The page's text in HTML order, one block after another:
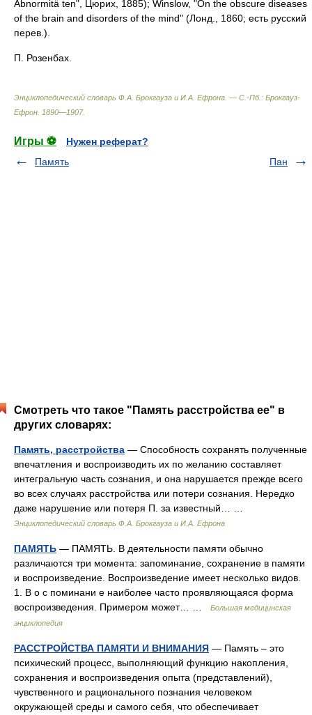
Abnormitä ten", Цюрих, 1885); Winslow, "On the obscure diseases
of the brain and disorders of the mind" (Лонд., 1860; есть русский
перев.).
П. Розенбах.
Энциклопедический словарь Ф.А. Брокгауза и И.А. Ефрона. — С.-Пб.: Брокгауз-
Ефрон 1890—1907.
Игры ⚽
Нужен реферат?
Память
Пан
Смотреть что такое "Память расстройства ее" в
других словарях:
Память, расстройства — Способность сохранять полученные
впечатления и воспроизводить их по желанию составляет
интегральную часть сознания, и она нарушается прежде всего
во всех случаях расстройства или потери сознания. Нередко
даже нарушение или потеря П. за известный… …
Энциклопедический словарь Ф.А. Брокгауза и И.А. Ефрона
ПАМЯТЬ — ПАМЯТЬ. В деятельности памяти обычно
различаются три момента: запоминание, сохранение в памяти
и воспроизведение. Воспроизведение имеет несколько видов.
1. В о с поминани е наиболее часто проявляющаяся форма
воспроизведения. Примером может… …
Большая медицинская
энциклопедия
РАССТРОЙСТВА ПАМЯТИ И ВНИМАНИЯ — Память – это
психический процесс, выполняющий функцию накопления,
сохранения и воспроизведения опыта (представлений),
чувственного и рационального познания человеком
окружающей среды и самого себя, что обеспечивает